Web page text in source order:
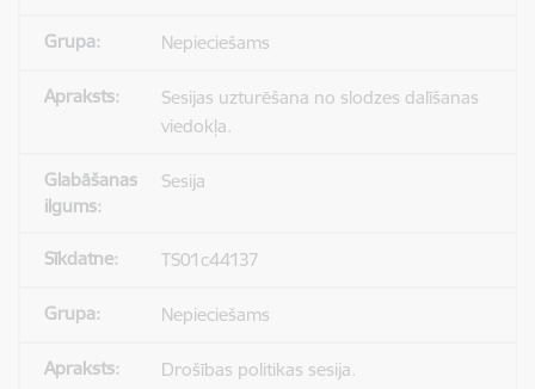
Nepieciešams
Sesijas uzturēšana no slodzes dalīšanas
viedokļa.
Sesija
TS01c44137
Nepieciešams
Drošības politikas sesija.